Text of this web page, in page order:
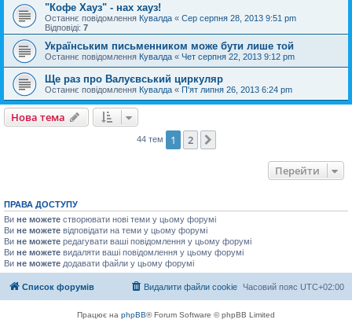
"Кофе Хауз" - нах хауз!
Останнє повідомлення Кувалда « Сер серпня 28, 2013 9:51 pm
Відповіді: 7
Українським письменником може бути лише той
Останнє повідомлення Кувалда « Чет серпня 22, 2013 9:12 pm
Ще раз про Валуєвський циркуляр
Останнє повідомлення Кувалда « П'ят липня 26, 2013 6:24 pm
Нова тема
44 тем 1 2
Перейти
ПРАВА ДОСТУПУ
Ви не можете створювати нові теми у цьому форумі
Ви не можете відповідати на теми у цьому форумі
Ви не можете редагувати ваші повідомлення у цьому форумі
Ви не можете видаляти ваші повідомлення у цьому форумі
Ви не можете додавати файли у цьому форумі
Список форумів Часовий пояс UTC+02:00
Видалити файли cookie
Працює на phpBB® Forum Software © phpBB Limited